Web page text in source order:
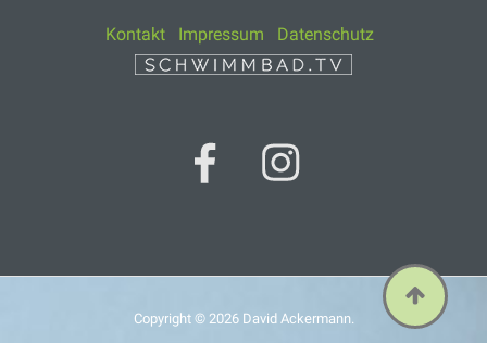
Kontakt Impressum Datenschutz
Copyright © 2026 David Ackermann.